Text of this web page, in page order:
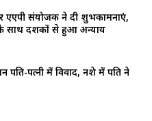
एएपी संयोजक ने दी शुभकामनाएं,
साथ दशकों से हुआ अन्याय
पति-पत्नी में विवाद, नशे में पति ने